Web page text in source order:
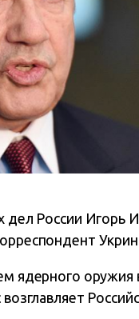
России Игорь
ядерного оружия